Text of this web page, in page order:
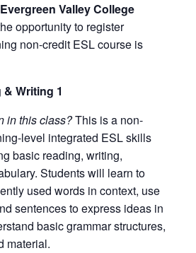
Evergreen Valley College
opportunity to register
non-credit ESL course is
Writing 1
in this class?This is a non-
level integrated ESL skills
basic reading, writing,
Students will learn to
used words in context, use
sentences to express ideas in
basic grammar structures,
material.